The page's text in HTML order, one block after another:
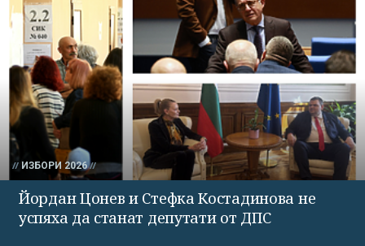
ИЗБОРИ 2026
Йордан Цонев и Стефка Костадинова не
успяха да станат депутати от ДПС